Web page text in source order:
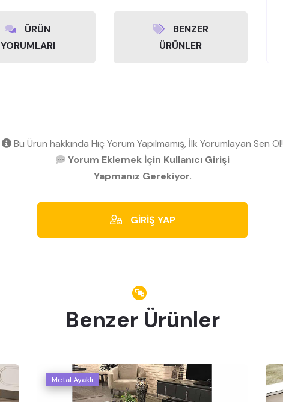
ÜRÜN
YORUMLARI
BENZER
ÜRÜNLER
Bu Ürün hakkında Hiç Yorum Yapılmamış, İlk Yorumlayan Sen Ol!
Yorum Eklemek İçin Kullanıcı Girişi
Yapmanız Gerekiyor.
GİRİŞ YAP
Benzer Ürünler
Metal Ayaklı